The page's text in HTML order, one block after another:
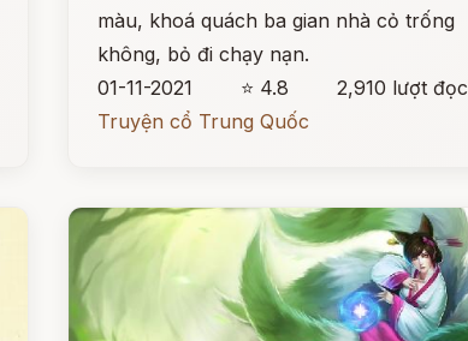
màu, khoá quách ba gian nhà cỏ trống
không, bỏ đi chạy nạn.
01-11-2021
⭐ 4.8
2,910 lượt đọc
Truyện cổ Trung Quốc